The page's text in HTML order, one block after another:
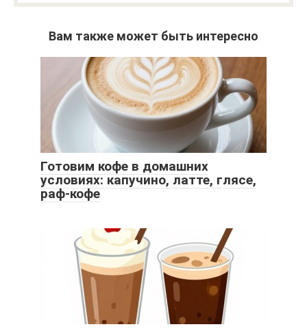
Вам также может быть интересно
Готовим кофе в домашних
условиях: капучино, латте, глясе,
раф-кофе